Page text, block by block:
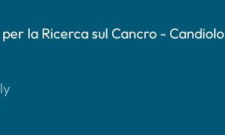
la Ricerca sul Cancro - Candiolo